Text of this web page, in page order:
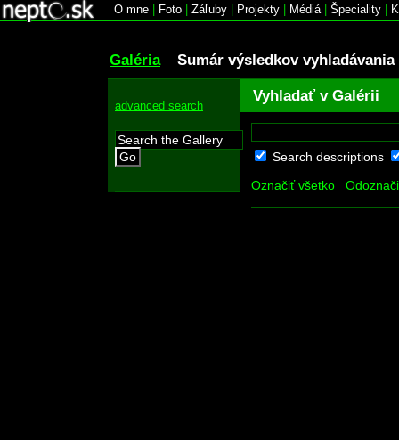
O mne Foto Záľuby Projekty Médiá| Špeciality
Galéria Sumár výsledkov vyhladávania
advanced search
Go
Vyhladať v Galérii
Search descriptions
Označiť všetko